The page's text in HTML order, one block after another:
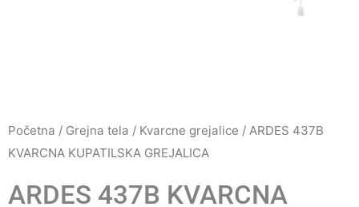
Početna / Grejna tela / Kvarcne grejalice / ARDES 437B
KVARCNA KUPATILSKA GREJALICA
ARDES 437B KVARCNA